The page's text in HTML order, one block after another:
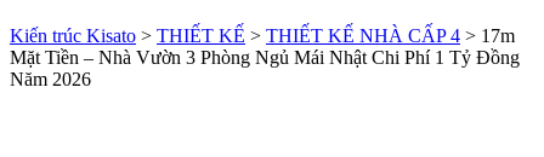
Kiến trúc Kisato > THIẾT KẾ > THIẾT KẾ NHÀ CẤP 4 > 17m
Mặt Tiền – Nhà Vườn 3 Phòng Ngủ Mái Nhật Chi Phí 1 Tỷ Đồng
Năm 2026